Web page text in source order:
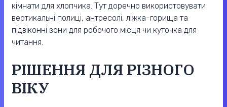
кімнати для хлопчика. Тут доречно використовувати
вертикальні полиці, антресолі, ліжка-горища та
підвіконні зони для робочого місця чи куточка для
читання.
РІШЕННЯ ДЛЯ РІЗНОГО
ВІКУ